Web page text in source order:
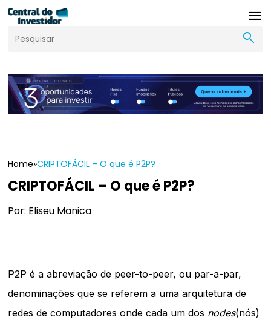
menu
search
Home»CRIPTOFÁCIL – O que é P2P?
CRIPTOFÁCIL – O que é P2P?
Por: Eliseu Manica
P2P é a abreviação de peer-to-peer, ou par-a-par,
denominações que se referem a uma arquitetura de
redes de computadores onde cada um dos nodes(nós)